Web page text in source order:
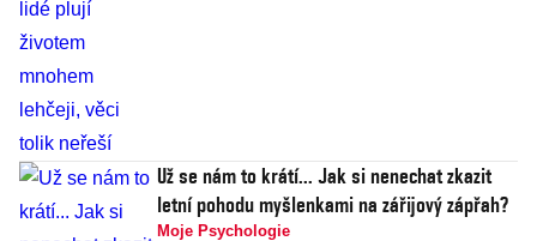
Už se nám to krátí... Jak si nenechat zkazit
letní pohodu myšlenkami na zářijový zápřah?
Moje Psychologie